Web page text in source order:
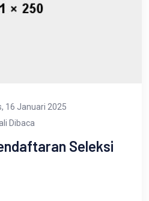
16 Januari 2025
Dibaca
Seleksi